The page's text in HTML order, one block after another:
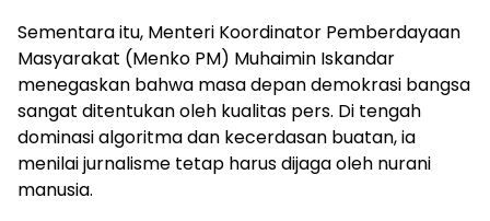
Sementara itu, Menteri Koordinator Pemberdayaan
Masyarakat (Menko PM) Muhaimin Iskandar
menegaskan bahwa masa depan demokrasi bangsa
sangat ditentukan oleh kualitas pers. Di tengah
dominasi algoritma dan kecerdasan buatan, ia
menilai jurnalisme tetap harus dijaga oleh nurani
manusia.